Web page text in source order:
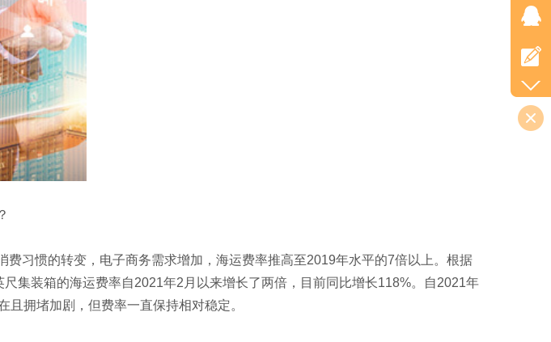
费习惯的转变，电子商务需求增加，海运费率推高至2019年水平的7倍以上。根据
集装箱的海运费率自2021年2月以来增长了两倍，目前同比增长118%。自2021年
拥堵加剧，但费率一直保持相对稳定。